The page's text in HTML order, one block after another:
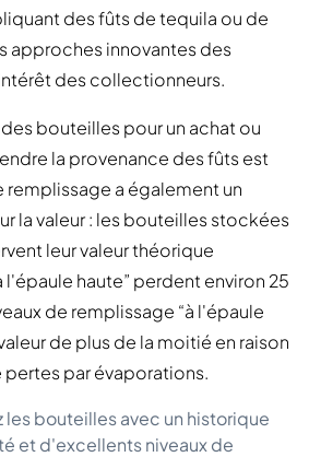
des fûts de tequila ou de
approches innovantes des
des collectionneurs.
bouteilles pour un achat ou
la provenance des fûts est
remplissage a également un
la valeur : les bouteilles stockées
leur valeur théorique
haute” perdent environ 25
de remplissage “à l'épaule
de plus de la moitié en raison
par évaporations.
les bouteilles avec un historique
et d'excellents niveaux de